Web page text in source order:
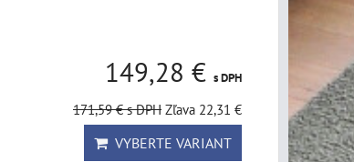
149,28 € s DPH
171,59 €s DPH Zľava 22,31 €
VYBERTE VARIANT